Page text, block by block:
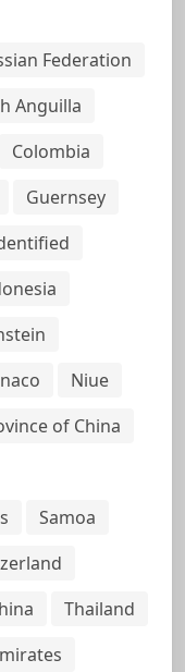
Federation
Anguilla
Colombia
Guernsey
Niue
of China
Samoa
Thailand